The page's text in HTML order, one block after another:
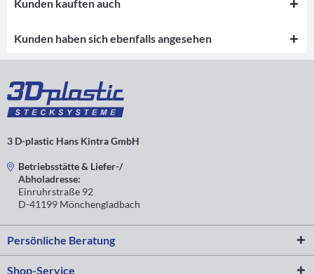
Kunden kauften auch
Kunden haben sich ebenfalls angesehen
3 D-plastic Hans Kintra GmbH
Betriebsstätte & Liefer-/
Abholadresse:
Einruhrstraße 92
D-41199 Mönchengladbach
Persönliche Beratung
Shop-Service